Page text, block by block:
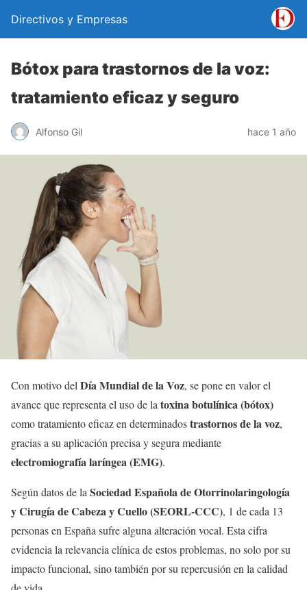
Directivos y Empresas
Bótox para trastornos de la voz:
tratamiento eficaz y seguro
Alfonso Gil hace 1 año
Con motivo del Día Mundial de la Voz, se pone en valor el
avance que representa el uso de la toxina botulínica (bótox)
como tratamiento eficaz en determinadostrastornos de la voz,
gracias a su aplicación precisa y segura mediante
electromiografía laríngea (EMG).
Según datos de la Sociedad Española de Otorrinolaringología
y Cirugía de Cabeza y Cuello (SEORL-CCC), 1 de cada 13
personas en España sufre alguna alteración vocal. Esta cifra
evidencia la relevancia clínica de estos problemas, no solo por su
impacto funcional, sino también por su repercusión en la calidad